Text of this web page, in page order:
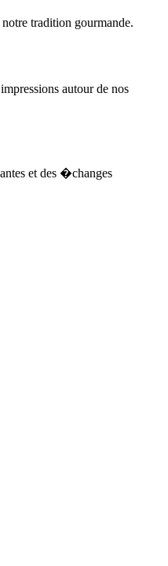
tradition gourmande.
autour de nos
et des �changes